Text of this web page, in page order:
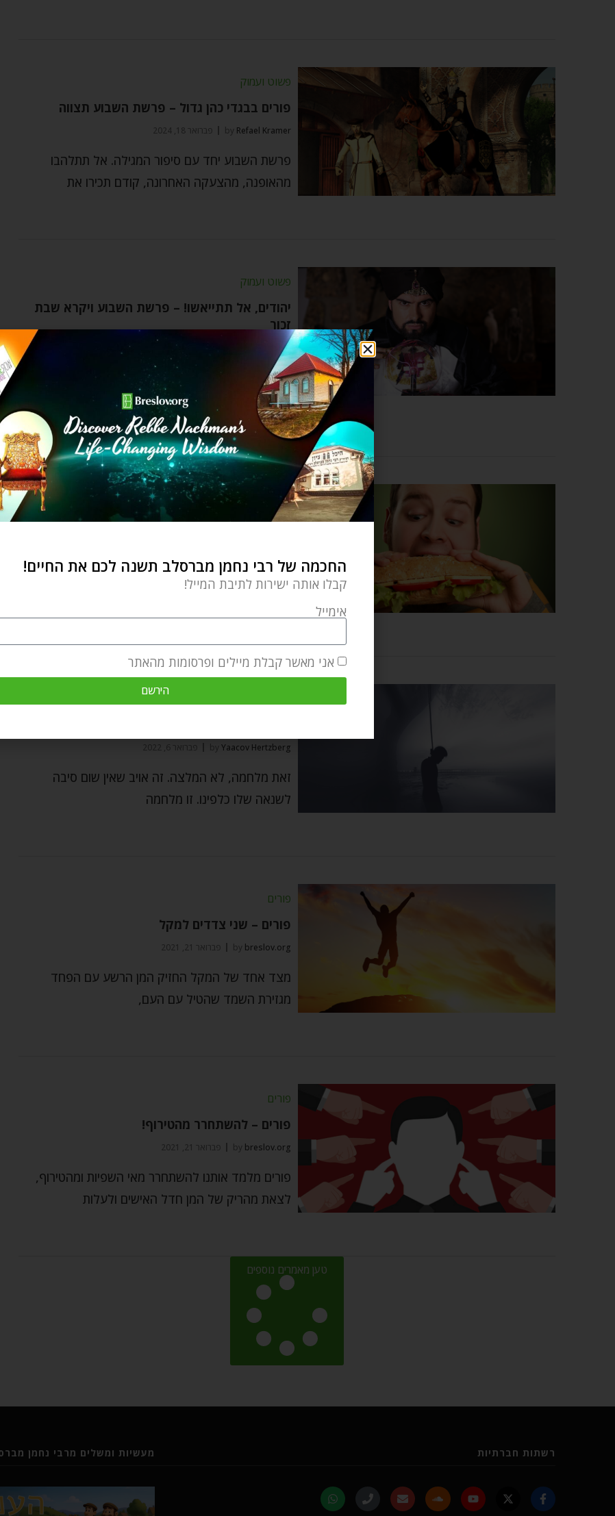
פשוט ועמוק
פורים בבגדי כהן גדול – פרשת השבוע תצווה
by Refael Kramer פברואר 18, 2024
פרשת השבוע יחד עם סיפור המגילה. אל תתלהבו
מהאופנה, מהצעקה האחרונה, קודם תכירו את
פשוט ועמוק
יהודים, אל תתייאשו! – פרשת השבוע ויקרא שבת
זכור
Refael Kramer
עשרת אלפים כיכר כסף זה הסכום של הסיוע שהמן
הבטיח לאחשוורוש להעניק לקופת המדינה
מעגל החיים
אדר – אכלת מהעץ?
עוד בגן עדן האכילה שלנו הפכה לעניין גדול שידברו
Yaacov Hertzberg
זאת מלחמה, לא המלצה. זה אויב שאין שום סיבה
לשנאה שלו כלפינו. זו מלחמה
פורים
פורים – שני צדדים למקל
by breslov.org פברואר 21, 2021
מצד אחד של המקל החזיק המן הרשע עם הפחד
מגזירת השמד שהטיל עם העם,
פורים
פורים – להשתחרר מהטירוף!
by breslov.org פברואר 21, 2021
פורים מלמד אותנו להשתחרר מאי השפיות ומהטירוף,
לצאת מהריק של המן חדל האישים ולעלות
טען מאמרים נוספים
רשתות חברתיות מעשיות ומשלים מרבי נחמן
החכמה של רבי נחמן מברסלב תשנה לכם את החיים!
קבלו אותה ישירות לתיבת המייל!
אימייל
אני מאשר קבלת מיילים ופרסומות מהאתר
הירשם